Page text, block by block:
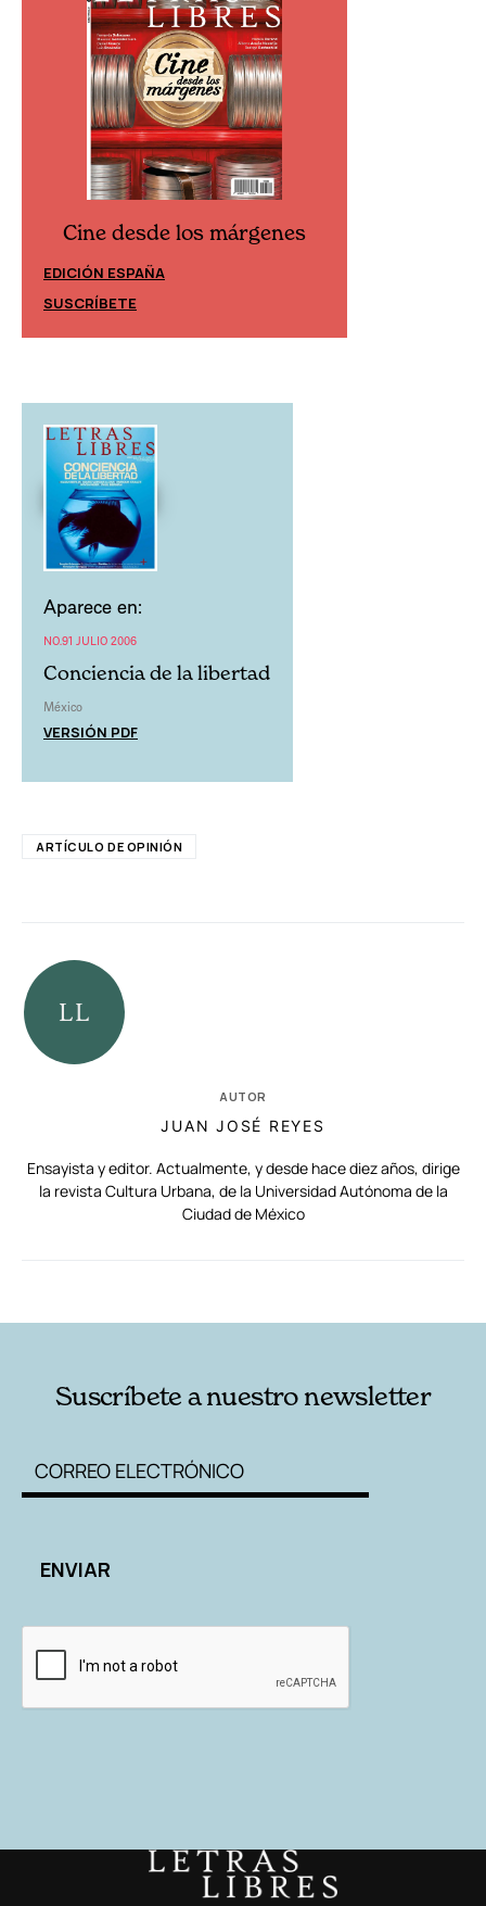
Cine desde los márgenes
EDICIÓN MÉXICO
SUSCRÍBETE
Aparece en:
NO.91 JULIO 2006
Conciencia de la libertad
México
VERSIÓN PDF
ARTÍCULO DE OPINIÓN
AUTOR
JUAN JOSÉ REYES
Ensayista y editor. Actualmente, y desde hace diez años, dirige
la revista Cultura Urbana, de la Universidad Autónoma de la
Ciudad de México
Suscríbete a nuestro newsletter